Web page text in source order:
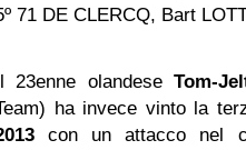
71 DE CLERCQ, Bart
23enne olandese Tom-
ha invece vinto la
con un attacco nel